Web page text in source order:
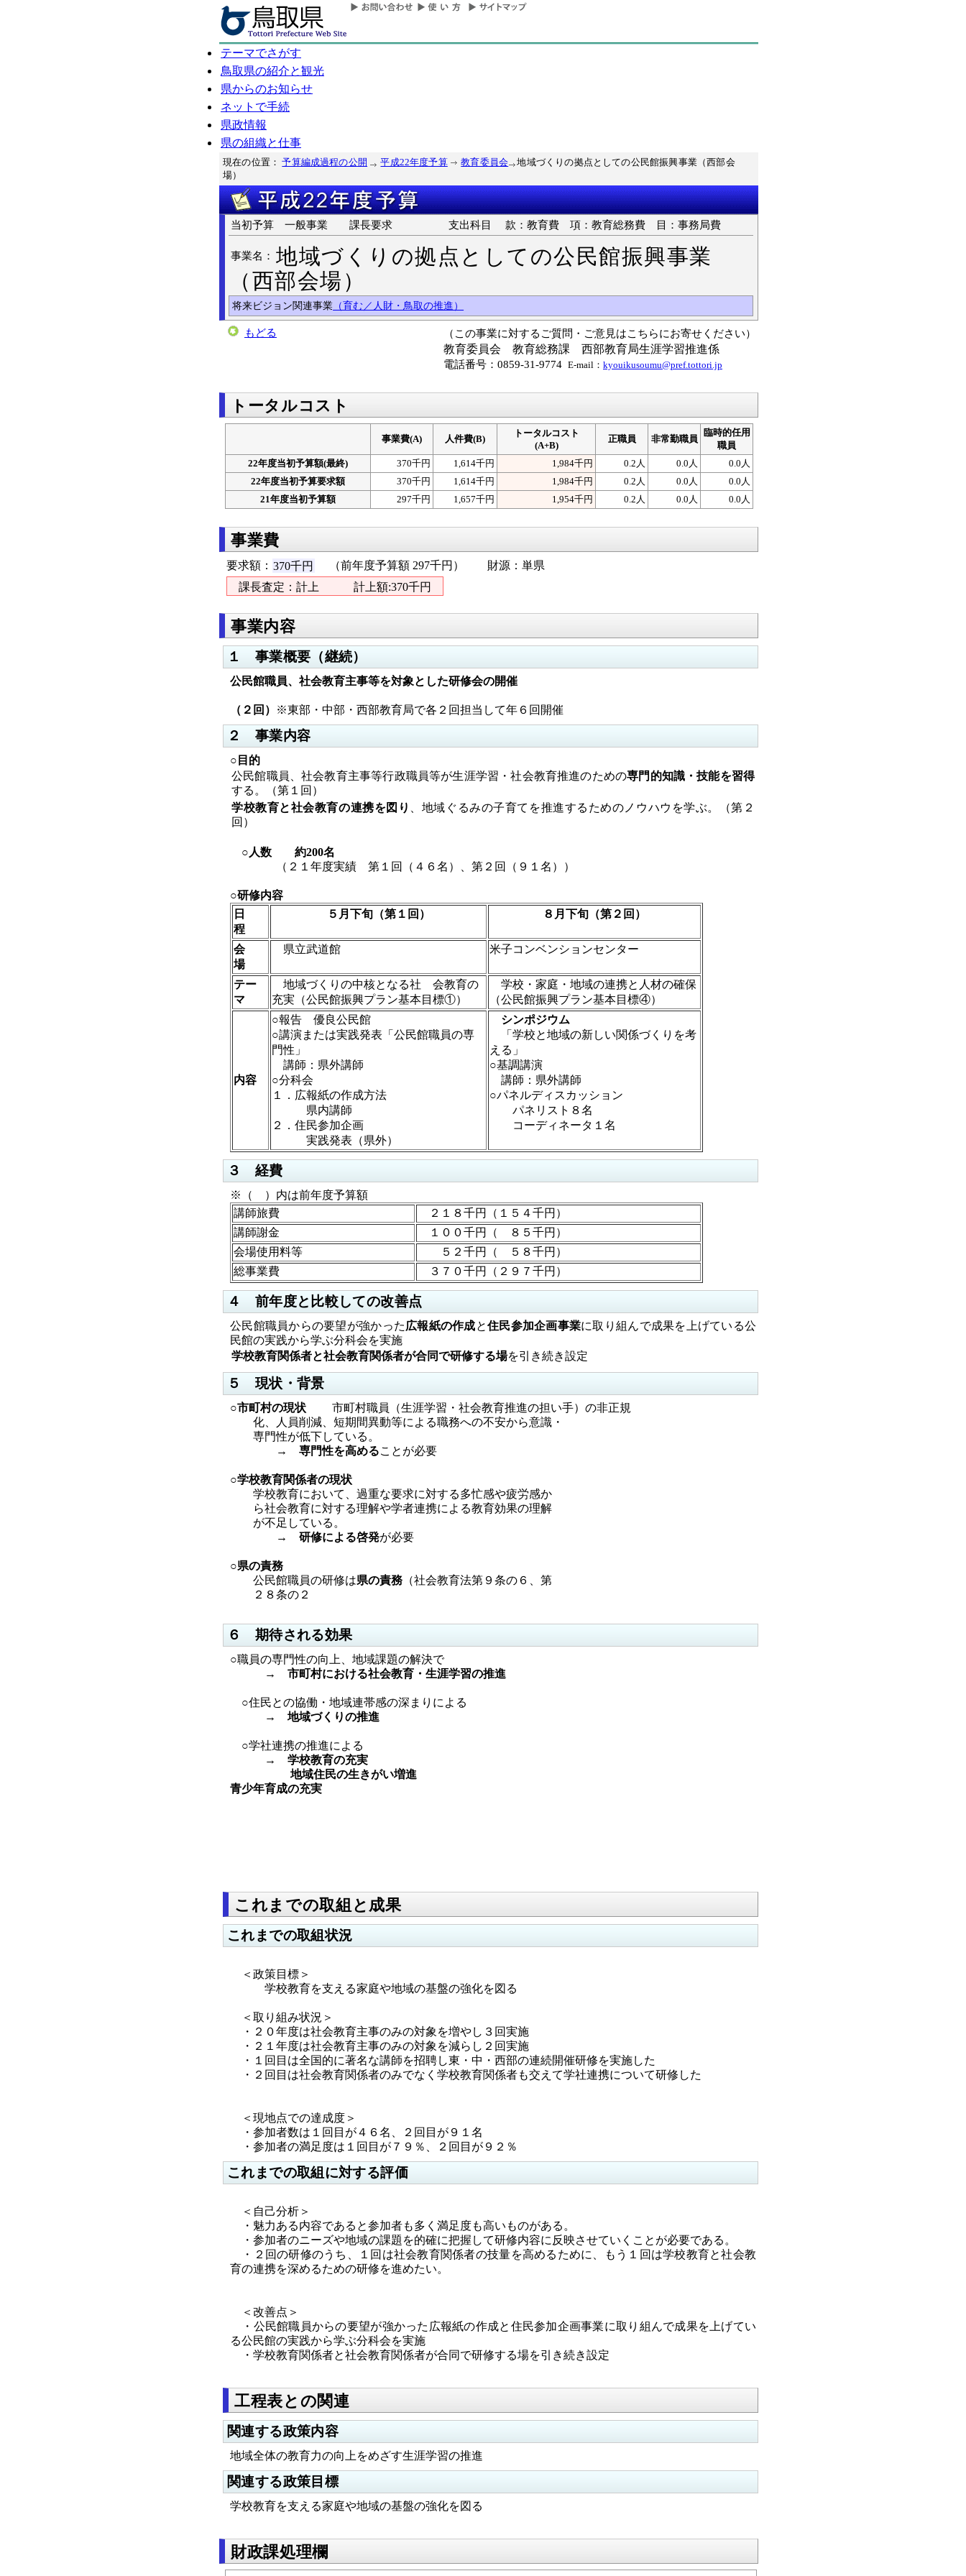
テーマでさがす
鳥取県の紹介と観光
県からのお知らせ
ネットで手続
県政情報
県の組織と仕事
現在の位置：予算編成過程の公開 平成22年度予算 教育委員会
地域づくりの拠点としての公民館振興事業（西部会
場）
当初予算 一般事業 課長要求 支出科目 款：教育費 項：教育総務費 目：事務局費
事業名： 地域づくりの拠点としての公民館振興事業
（西部会場）
将来ビジョン関連事業 （育む／人財・鳥取の推進）
もどる
（この事業に対するご質問・ご意見はこちらにお寄せください）
教育委員会 教育総務課 西部教育局生涯学習推進係
電話番号：0859-31-9774 E-mail： kyouikusoumu@pref.tottori.jp
トータルコスト
事業費(A) 人件費(B)
トータルコスト
(A+B)
正職員 非常勤職員
臨時的任用
職員
22年度当初予算額(最終)
370千円 1,614千円 1,984千円 0.2人 0.0人
0.0人
22年度当初予算要求額
370千円 1,614千円 1,984千円 0.2人 0.0人
0.0人
21年度当初予算額
297千円 1,657千円 1,954千円 0.2人 0.0人 0.0人
事業費
要求額： 370千円
（前年度予算額 297千円） 財源：単県
課長査定：計上 計上額:370千円
事業内容
１ 事業概要（継続）
公民館職員、社会教育主事等を対象とした研修会の開催
（２回） ※東部・中部・西部教育局で各２回担当して年６回開催
２ 事業内容
○目的
公民館職員、社会教育主事等行政職員等が生涯学習・社会教育推進のための専門的知識・技能を習得
する。（第１回）
学校教育と社会教育の連携を図り
、地域ぐるみの子育てを推進するためのノウハウを学ぶ。（第２
回）
○人数 約200名
（２１年度実績 第１回（４６名）、第２回（９１名））
○研修内容
日
程
５月下旬（第１回） ８月下旬（第２回）
会
場
県立武道館 米子コンベンションセンター
テー
マ
地域づくりの中核となる社 会教育の
充実（公民館振興プラン基本目標①）
学校・家庭・地域の連携と人材の確保
（公民館振興プラン基本目標④）
内容
○報告 優良公民館
○講演または実践発表「公民館職員の専
門性」
講師：県外講師
○分科会
１．広報紙の作成方法
県内講師
２．住民参加企画
実践発表（県外）
シンポジウム
「学校と地域の新しい関係づくりを考
える」
○基調講演
講師：県外講師
○パネルディスカッション
パネリスト８名
コーディネータ１名
３ 経費
※（ ）内は前年度予算額
講師旅費
２１８千円（１５４千円）
講師謝金
１００千円（ ８５千円）
会場使用料等
５２千円（ ５８千円）
総事業費
３７０千円（２９７千円）
４ 前年度と比較しての改善点
公民館職員からの要望が強かった広報紙の作成と住民参加企画事業に取り組んで成果を上げている公
民館の実践から学ぶ分科会を実施
学校教育関係者と社会教育関係者が合同で研修する場を引き続き設定
５ 現状・背景
○市町村の現状
市町村職員（生涯学習・社会教育推進の担い手）の非正規
化、人員削減、短期間異動等による職務への不安から意識・
専門性が低下している。
→ 専門性を高めることが必要
○学校教育関係者の現状
学校教育において、過重な要求に対する多忙感や疲労感か
ら社会教育に対する理解や学者連携による教育効果の理解
が不足している。
→ 研修による啓発が必要
○県の責務
公民館職員の研修は県の責務 （社会教育法第９条の６、第
２８条の２
６ 期待される効果
○職員の専門性の向上、地域課題の解決で
→ 市町村における社会教育・生涯学習の推進
○住民との協働・地域連帯感の深まりによる
→ 地域づくりの推進
○学社連携の推進による
→ 学校教育の充実
地域住民の生きがい増進
青少年育成の充実
これまでの取組と成果
これまでの取組状況
＜政策目標＞
学校教育を支える家庭や地域の基盤の強化を図る
＜取り組み状況＞
・２０年度は社会教育主事のみの対象を増やし３回実施
・２１年度は社会教育主事のみの対象を減らし２回実施
・１回目は全国的に著名な講師を招聘し東・中・西部の連続開催研修を実施した
・２回目は社会教育関係者のみでなく学校教育関係者も交えて学社連携について研修した
＜現地点での達成度＞
・参加者数は１回目が４６名、２回目が９１名
・参加者の満足度は１回目が７９％、２回目が９２％
これまでの取組に対する評価
＜自己分析＞
・魅力ある内容であると参加者も多く満足度も高いものがある。
・参加者のニーズや地域の課題を的確に把握して研修内容に反映させていくことが必要である。
・２回の研修のうち、１回は社会教育関係者の技量を高めるために、もう１回は学校教育と社会教
育の連携を深めるための研修を進めたい。
＜改善点＞
・公民館職員からの要望が強かった広報紙の作成と住民参加企画事業に取り組んで成果を上げてい
る公民館の実践から学ぶ分科会を実施
・学校教育関係者と社会教育関係者が合同で研修する場を引き続き設定
工程表との関連
関連する政策内容
地域全体の教育力の向上をめざす生涯学習の推進
関連する政策目標
学校教育を支える家庭や地域の基盤の強化を図る
財政課処理欄